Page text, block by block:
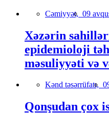
Cəmiyyət, 09
Xəzərin
epidemioloji
məsuliyyəti və
Kənd təsərrüfatı,
Qonşudan çox